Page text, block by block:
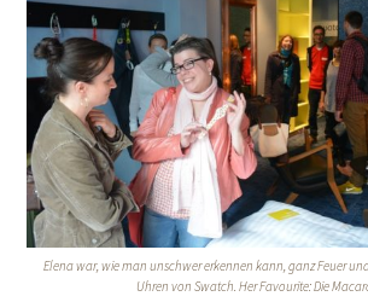
Elena war, wie man unschwer erkennen kann, ganz Feuer
Uhren von Swatch. Her Favourite: Die